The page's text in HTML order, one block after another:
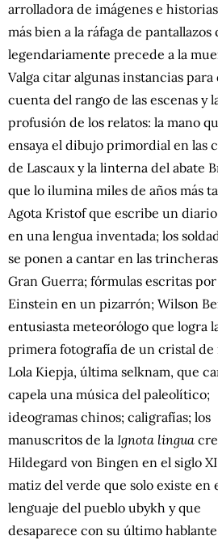
arrolladora de imágenes e
más bien a la ráfaga de pantallazos
legendariamente precede a la
Valga citar algunas instancias para
cuenta del rango de las escenas y
profusión de los relatos: la mano
ensaya el dibujo primordial en las
de Lascaux y la linterna del abate
que lo ilumina miles de años más
Agota Kristof que escribe un
en una lengua inventada; los
se ponen a cantar en las
Gran Guerra; fórmulas escritas por
Einstein en un pizarrón; Wilson
entusiasta meteorólogo que logra
primera fotografía de un cristal de
Lola Kiepja, última selknam, que
capela una música del paleolítico;
ideogramas chinos; caligrafías; los
manuscritos de la Ignota lingua
Hildegard von Bingen en el siglo
matiz del verde que solo existe en
lenguaje del pueblo ubykh y que
desaparece con su último